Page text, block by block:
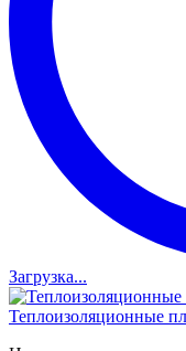
Загрузка...
Теплоизоляционные